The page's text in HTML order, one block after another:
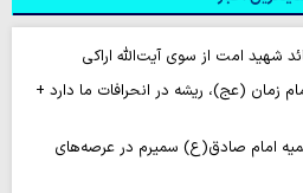
شهید امت از سوی آیت‌الله اراکی
(عج)، ریشه در انحرافات ما دارد +
امام صادق(ع) سمیرم در عرصه‌های